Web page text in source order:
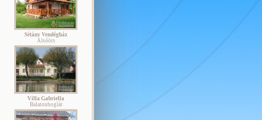
Sétány Vendégház
Alsóörs
Villa Gabriella
Balatonboglár